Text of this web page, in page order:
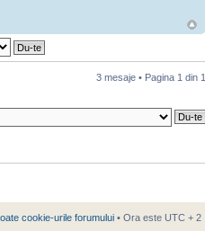
3 mesaje • Pagina 1 din 1
cookie-urile forumului • Ora este UTC + 2